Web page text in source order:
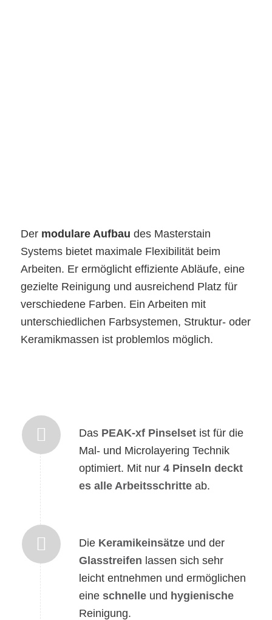
Der modulare Aufbau des Masterstain
Systems bietet maximale Flexibilität beim
Arbeiten. Er ermöglicht effiziente Abläufe, eine
gezielte Reinigung und ausreichend Platz für
verschiedene Farben. Ein Arbeiten mit
unterschiedlichen Farbsystemen, Struktur- oder
Keramikmassen ist problemlos möglich.
Das PEAK-xf Pinselsetist für die
Mal- und Microlayering Technik
optimiert. Mit nur 4 Pinseln deckt
es alle Arbeitsschritteab.
Die Keramikeinsätzeund der
Glasstreifen lassen sich sehr
leicht entnehmen und ermöglichen
eine schnelleund hygienische
Reinigung.